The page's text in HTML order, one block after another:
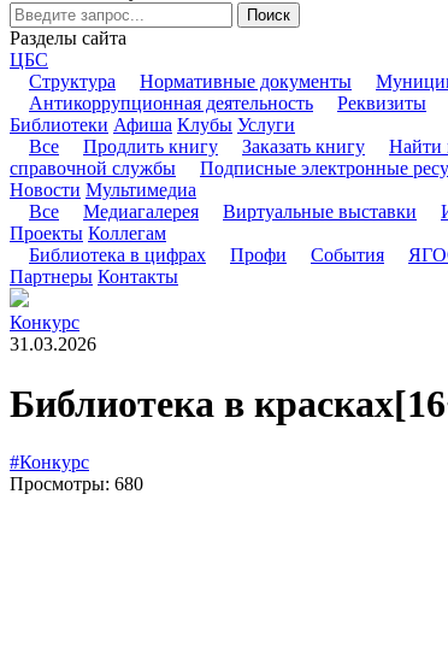
Поиск
Разделы сайта
ЦБС
Структура
Нормативные документы
Антикоррупционная деятельность
Реквизиты
Библиотеки Афиша Клубы Услуги
Все
Продлить книгу Заказать книгу Найти
справочной службы
Подписные электронные
Новости Мультимедиа
Все
Медиагалерея Виртуальные выставки
Проекты Коллегам
Библиотека в цифрах
Профи События
Партнеры Контакты
Конкурс
31.03.2026
Библиотека в красках
#Конкурс
Просмотры: 680